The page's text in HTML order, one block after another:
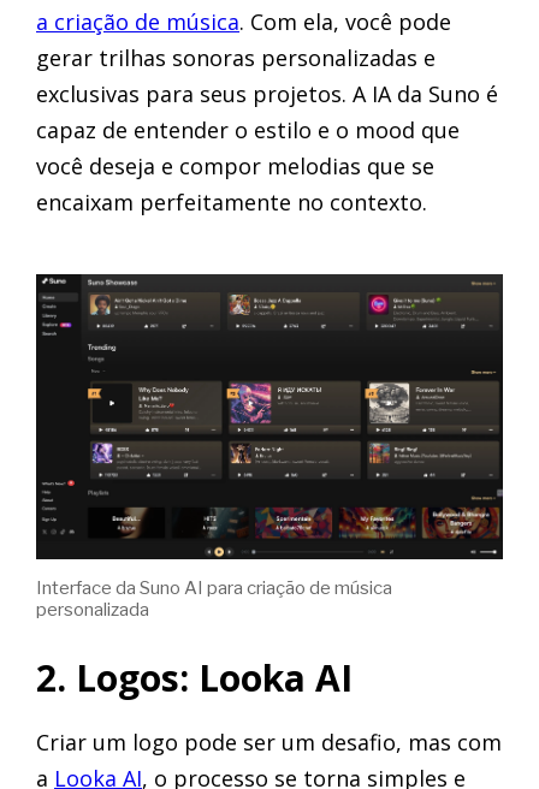
a criação de música. Com ela, você pode
gerar trilhas sonoras personalizadas e
exclusivas para seus projetos. A IA da Suno é
capaz de entender o estilo e o mood que
você deseja e compor melodias que se
encaixam perfeitamente no contexto.
Interface da Suno AI para criação de música
personalizada
2. Logos: Looka AI
Criar um logo pode ser um desafio, mas com
a Looka AI, o processo se torna simples e